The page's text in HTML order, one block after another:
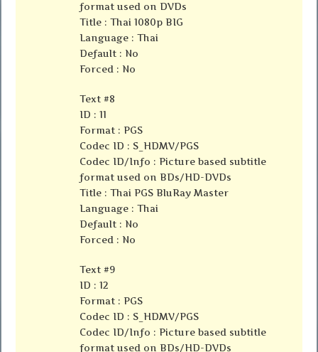
format used on DVDs
Title : Thai 1080p BIG
Language : Thai
Default : No
Forced : No
Text #8
ID : 11
Format : PGS
Codec ID : S_HDMV/PGS
Codec ID/Info : Picture based subtitle
format used on BDs/HD-DVDs
Title : Thai PGS BluRay Master
Language : Thai
Default : No
Forced : No
Text #9
ID : 12
Format : PGS
Codec ID : S_HDMV/PGS
Codec ID/Info : Picture based subtitle
format used on BDs/HD-DVDs